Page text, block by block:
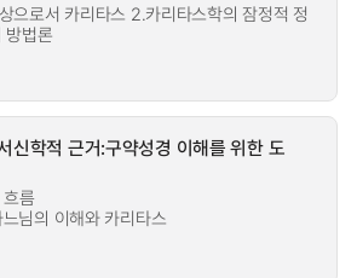
으로서 카리타스 2.카리타스학의 잠정적 정
방법론
신학적 근거:구약성경 이해를 위한 도
흐름
님의 이해와 카리타스